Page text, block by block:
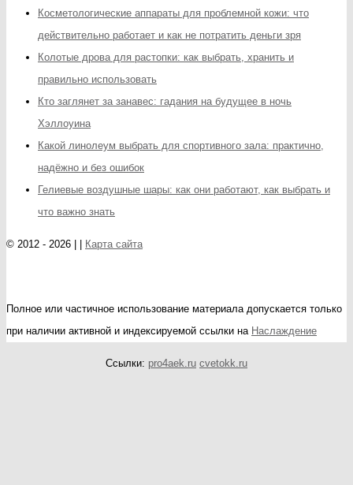
Косметологические аппараты для проблемной кожи: что
действительно работает и как не потратить деньги зря
Колотые дрова для растопки: как выбрать, хранить и
правильно использовать
Кто заглянет за занавес: гадания на будущее в ночь
Хэллоуина
Какой линолеум выбрать для спортивного зала: практично,
надёжно и без ошибок
Гелиевые воздушные шары: как они работают, как выбрать и
что важно знать
© 2012 - 2026 | | Карта сайта
Полное или частичное использование материала допускается только
при наличии активной и индексируемой ссылки на Наслаждение
Ссылки: pro4aek.ru cvetokk.ru